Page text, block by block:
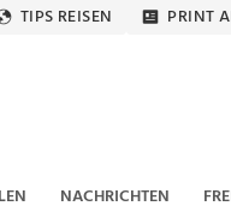
TIPS REISEN PRINT
NACHRICHTEN